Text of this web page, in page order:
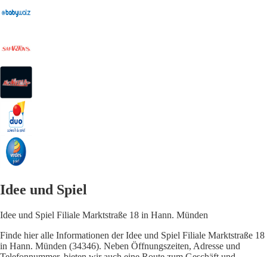
Idee und Spiel
Idee und Spiel Filiale Marktstraße 18 in Hann. Münden
Finde hier alle Informationen der Idee und Spiel Filiale Marktstraße 18
in Hann. Münden (34346). Neben Öffnungszeiten, Adresse und